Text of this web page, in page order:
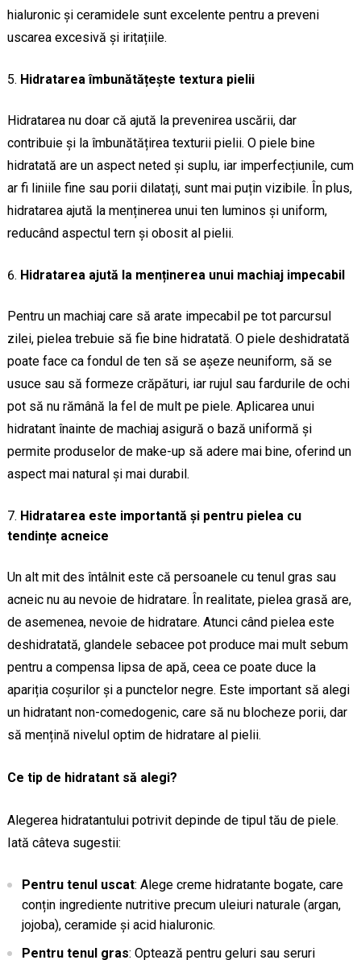
hialuronic și ceramidele sunt excelente pentru a preveni
uscarea excesivă și iritațiile.
Hidratarea îmbunătățește textura pielii
Hidratarea nu doar că ajută la prevenirea uscării, dar
contribuie și la îmbunătățirea texturii pielii. O piele bine
hidratată are un aspect neted și suplu, iar imperfecțiunile, cum
ar fi liniile fine sau porii dilatați, sunt mai puțin vizibile. În plus,
hidratarea ajută la menținerea unui ten luminos și uniform,
reducând aspectul tern și obosit al pielii.
Hidratarea ajută la menținerea unui machiaj impecabil
Pentru un machiaj care să arate impecabil pe tot parcursul
zilei, pielea trebuie să fie bine hidratată. O piele deshidratată
poate face ca fondul de ten să se așeze neuniform, să se
usuce sau să formeze crăpături, iar rujul sau fardurile de ochi
pot să nu rămână la fel de mult pe piele. Aplicarea unui
hidratant înainte de machiaj asigură o bază uniformă și
permite produselor de make-up să adere mai bine, oferind un
aspect mai natural și mai durabil.
Hidratarea este importantă și pentru pielea cu
tendințe acneice
Un alt mit des întâlnit este că persoanele cu tenul gras sau
acneic nu au nevoie de hidratare. În realitate, pielea grasă are,
de asemenea, nevoie de hidratare. Atunci când pielea este
deshidratată, glandele sebacee pot produce mai mult sebum
pentru a compensa lipsa de apă, ceea ce poate duce la
apariția coșurilor și a punctelor negre. Este important să alegi
un hidratant non-comedogenic, care să nu blocheze porii, dar
să mențină nivelul optim de hidratare al pielii.
Ce tip de hidratant să alegi?
Alegerea hidratantului potrivit depinde de tipul tău de piele.
Iată câteva sugestii:
Pentru tenul uscat: Alege creme hidratante bogate, care
conțin ingrediente nutritive precum uleiuri naturale (argan,
jojoba), ceramide și acid hialuronic.
Pentru tenul gras: Optează pentru geluri sau seruri